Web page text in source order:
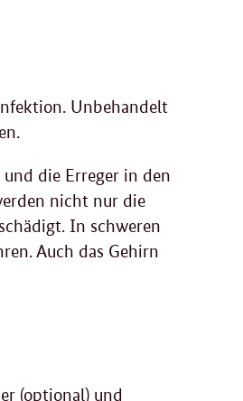
Unbehandelt
die Erreger in den
nicht nur die
In schweren
Auch das Gehirn
(optional) und